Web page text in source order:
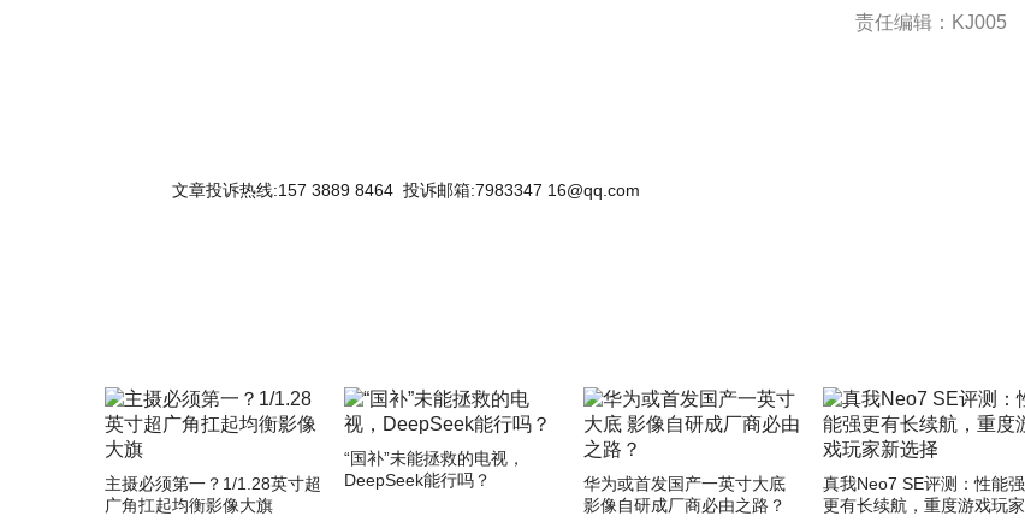
责任编辑：KJ005
文章投诉热线:157 3889 8464 投诉邮箱:7983347 16@qq.com
主摄必须第一？1/1.28英寸超
广角扛起均衡影像大旗
“国补”未能拯救的电视，
DeepSeek能行吗？
华为或首发国产一英寸大底
影像自研成厂商必由之路？
真我Neo7 SE评测：性能强
更有长续航，重度游戏玩家